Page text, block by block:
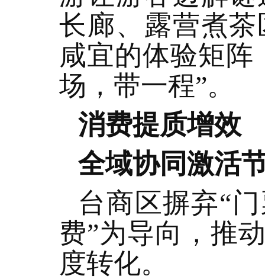
长廊、露营煮
咸宜的体验矩阵
场，带一程”。
消费提质增效
全域协同激活
台商区摒弃“
费”为导向，推
度转化。